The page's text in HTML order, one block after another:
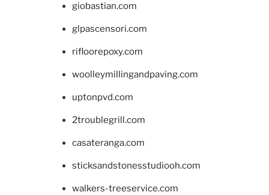
giobastian.com
glpascensori.com
rifloorepoxy.com
woolleymillingandpaving.com
uptonpvd.com
2troublegrill.com
casateranga.com
sticksandstonesstudiooh.com
walkers-treeservice.com